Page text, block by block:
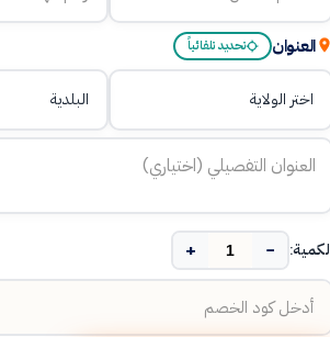
العنوان تحديد تلقائياً
−
+